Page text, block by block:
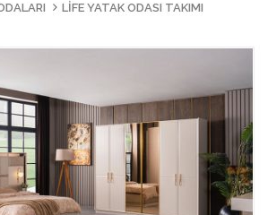
LIFE YATAK ODASI TAKIMI